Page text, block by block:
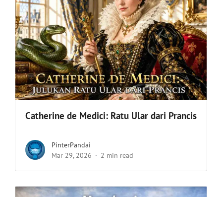
Catherine de Medici: Ratu Ular dari Prancis
PinterPandai
Mar 29, 2026
2 min read